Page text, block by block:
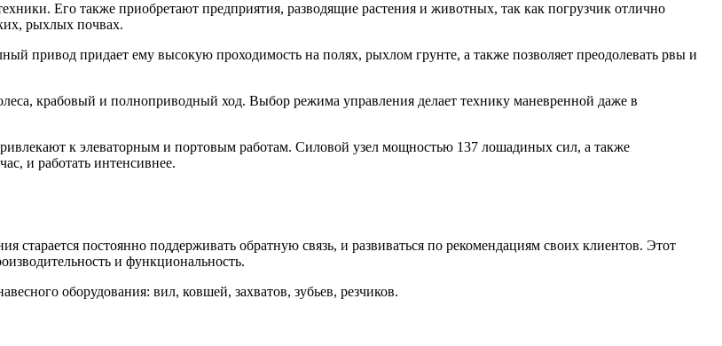
Его также приобретают предприятия, разводящие растения и животных, так как погрузчик отлично
рыхлых почвах.
привод придает ему высокую проходимость на полях, рыхлом грунте, а также позволяет преодолевать рвы и
крабовый и полноприводный ход. Выбор режима управления делает технику маневренной даже в
к элеваторным и портовым работам. Силовой узел мощностью 137 лошадиных сил, а также
и работать интенсивнее.
постоянно поддерживать обратную связь, и развиваться по рекомендациям своих клиентов. Этот
и функциональность.
оборудования: вил, ковшей, захватов, зубьев, резчиков.